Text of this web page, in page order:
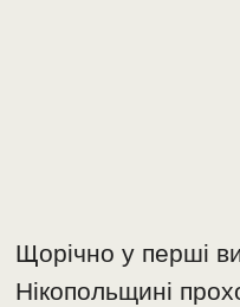
Щорічно у перші
Нікопольщині